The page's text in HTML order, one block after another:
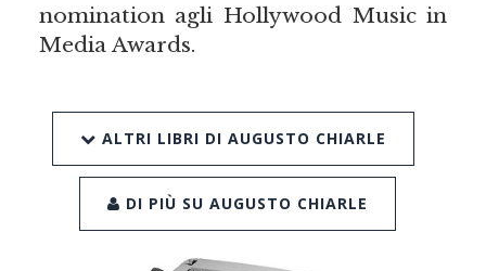
nomination agli Hollywood Music in
Media Awards.
ALTRI LIBRI DI AUGUSTO CHIARLE
DI PIÙ SU AUGUSTO CHIARLE